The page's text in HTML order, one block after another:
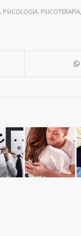
PSICOLOGIA PSICOTERAPIA